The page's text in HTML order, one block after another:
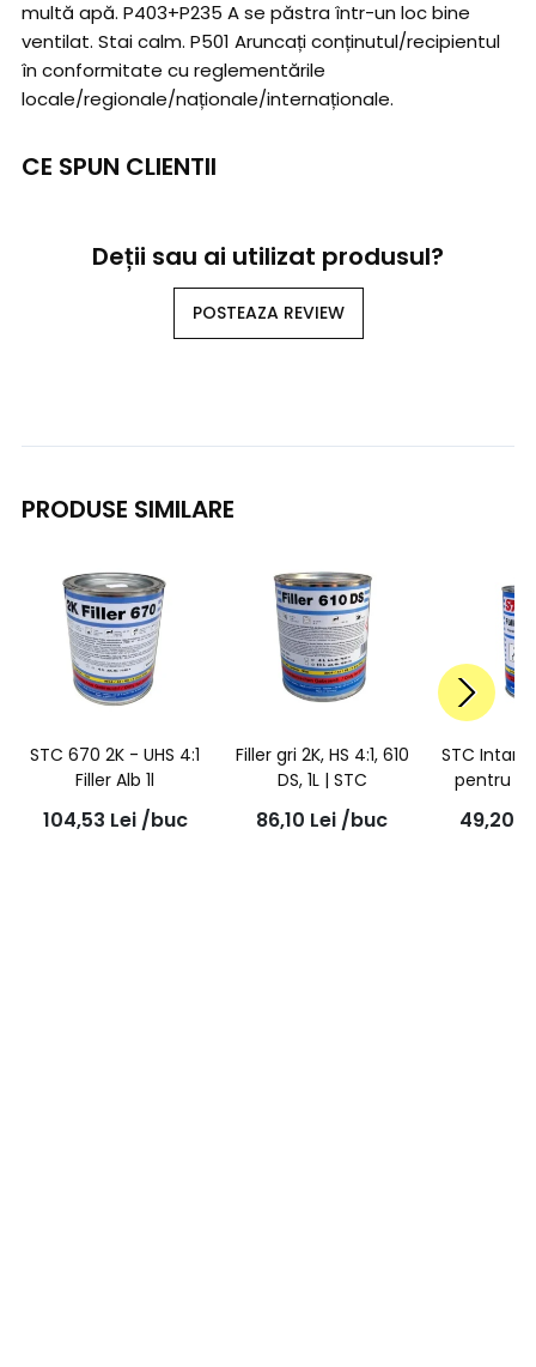
multă apă. P403+P235 A se păstra într-un loc bine
ventilat. Stai calm. P501 Aruncați conținutul/recipientul
în conformitate cu reglementările
locale/regionale/naționale/internaționale.
CE SPUN CLIENTII
Deții sau ai utilizat produsul?
POSTEAZA REVIEW
PRODUSE SIMILARE
STC 670 2K - UHS 4:1
Filler Alb 1l
104,53 Lei /buc
Filler gri 2K, HS 4:1, 610
DS, 1L | STC
86,10 Lei /buc
STC
pentru
49,20